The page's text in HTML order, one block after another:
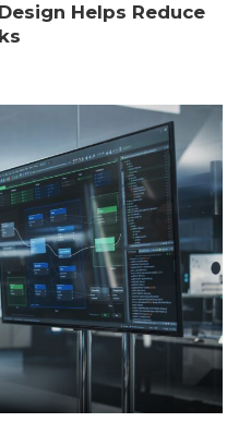
Helps Reduce